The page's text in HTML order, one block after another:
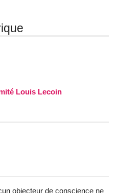
Louis Lecoin
objecteur de conscience ne